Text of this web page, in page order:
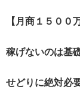
【月商１５０
稼げないのは基
せどりに絶対必